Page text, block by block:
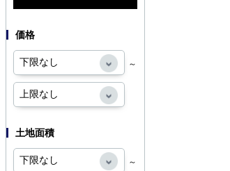
価格
～
土地面積
～